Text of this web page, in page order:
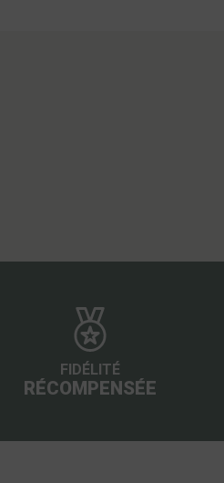
FIDÉLITÉ
RÉCOMPENSÉE